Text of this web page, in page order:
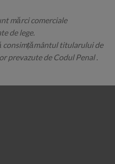
mărci comerciale
de lege.
consimțământul titularului de
prevazute de Codul Penal .